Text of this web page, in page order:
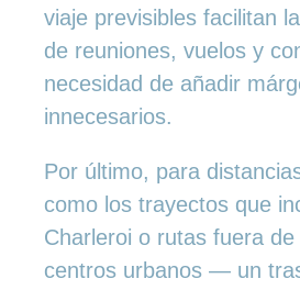
viaje previsibles facilitan
de reuniones, vuelos y
necesidad de añadir
innecesarios.
Por último, para
como los trayectos que
Charleroi o rutas fuera
centros urbanos — un